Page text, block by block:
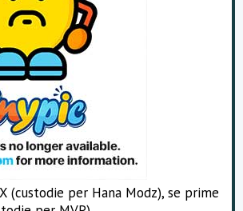
(custodie per Hana Modz), se prime